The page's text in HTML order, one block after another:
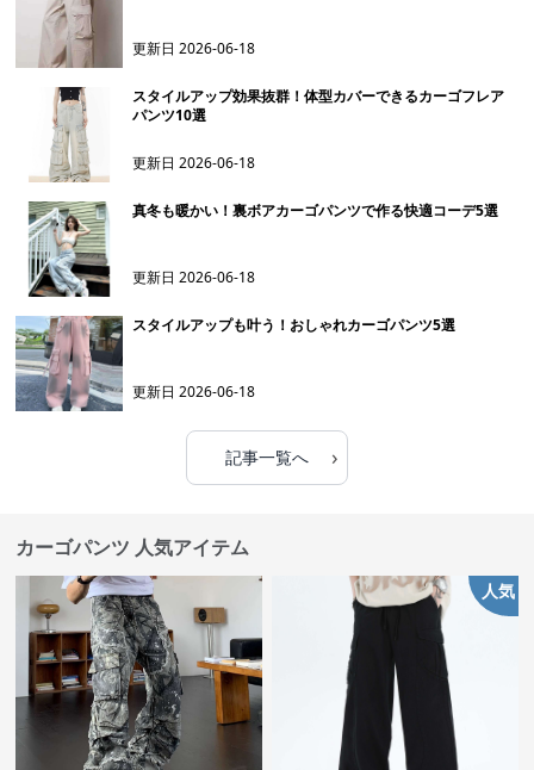
更新日2026-06-18
スタイルアップ効果抜群！体型カバーできるカーゴフレア
パンツ10選
更新日2026-06-18
真冬も暖かい！裏ボアカーゴパンツで作る快適コーデ5選
更新日2026-06-18
スタイルアップも叶う！おしゃれカーゴパンツ5選
更新日2026-06-18
記事一覧へ ›
カーゴパンツ 人気アイテム
人気